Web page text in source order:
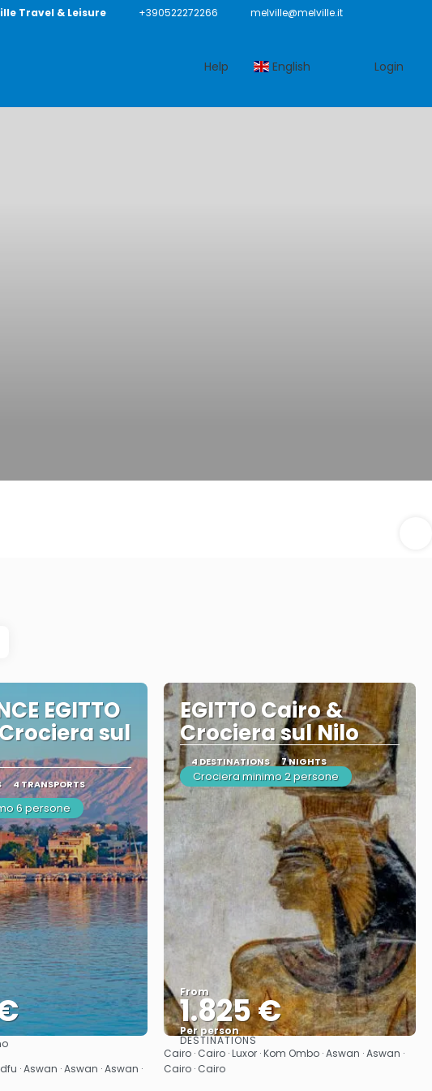
Travel & Leisure +390522272266 melville@melville.it
Help English Login
EGITTO
sul
4 TRANSPORTS
6 persone
· Aswan · Aswan · Aswan ·
EGITTO Cairo &
Crociera sul Nilo
4 DESTINATIONS 7 NIGHTS
Crociera minimo 2 persone
From
1.825 €
Per person
See
DESTINATIONS
Cairo · Cairo · Luxor · Kom Ombo · Aswan · Aswan ·
Cairo · Cairo